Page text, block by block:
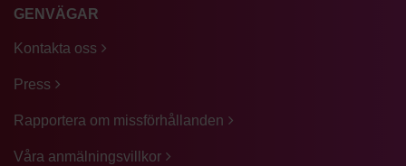
GENVÄGAR
Kontakta oss
Press
Rapportera om missförhållanden
Våra anmälningsvillkor